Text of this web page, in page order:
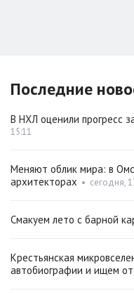
Последние
В НХЛ оценили прогресс
15:11
Меняют облик мира: в
архитекторах • сегодня,
Смакуем лето с барной
Крестьянская
автобиографии и ищем